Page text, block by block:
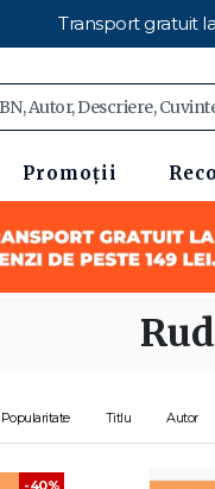
Transport gratuit
Promoții
Popularitate Titlu Autor
-40%